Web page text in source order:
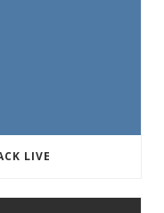
LIVE